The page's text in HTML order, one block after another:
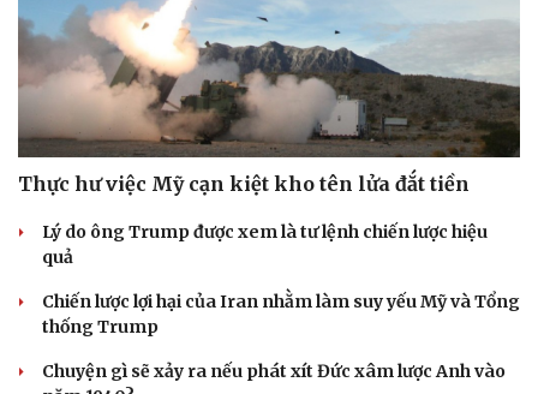
Thực hư việc Mỹ cạn kiệt kho tên lửa đắt tiền
Lý do ông Trump được xem là tư lệnh chiến lược hiệu
quả
Chiến lược lợi hại của Iran nhằm làm suy yếu Mỹ và Tổng
thống Trump
Chuyện gì sẽ xảy ra nếu phát xít Đức xâm lược Anh vào